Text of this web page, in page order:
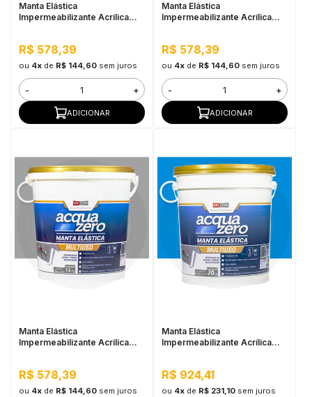
Manta Elástica
Impermeabilizante Acrílica
R$ 578,39
ou 4xde R$ 144,60 sem juros
- +
ADICIONAR
Manta Elástica
Impermeabilizante Acrílica
R$ 578,39
ou 4xde R$ 144,60 sem juros
- +
ADICIONAR
Manta Elástica
Impermeabilizante Acrílica
R$ 578,39
ou 4xde R$ 144,60 sem juros
Manta Elástica
Impermeabilizante Acrílica
R$ 924,41
ou 4xde R$ 231,10 sem juros